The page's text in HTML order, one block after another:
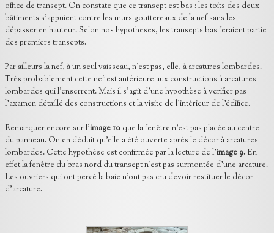
office de transept. On constate que ce transept est bas : les toits des deux
bâtiments s’appuient contre les murs gouttereaux de la nef sans les
dépasser en hauteur. Selon nos hypotheses, les transepts bas feraient partie
des premiers transepts.
Par ailleurs la nef, à un seul vaisseau, n’est pas, elle, à arcatures lombardes.
Très probablement cette nef est antérieure aux constructions à arcatures
lombardes qui l’enserrent. Mais il s’agit d’une hypothèse à verifier pas
l’axamen détaillé des constructions et la visite de l’intérieur de l’édifice.
Remarquer encore sur l'image 10 que la fenêtre n’est pas placée au centre
du panneau. On en déduit qu’elle a été ouverte après le décor à arcatures
lombardes. Cette hypothèse est confirmée par la lecture de l'image 9. En
effet la fenêtre du bras nord du transept n’est pas surmontée d’une arcature.
Les ouvriers qui ont percé la baie n’ont pas cru devoir restituer le décor
d’arcature.